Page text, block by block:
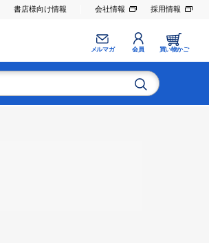
書店様向け情報 会社情報 採用情報
メルマガ 会員 買い物かご